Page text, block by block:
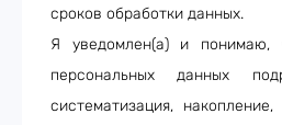
сроков обработки данных.
Я уведомлен(а) и понимаю,
персональных данных
систематизация,